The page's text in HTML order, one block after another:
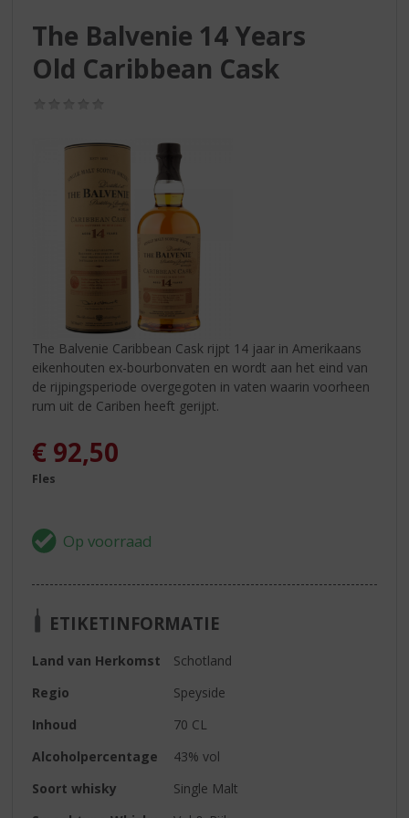
The Balvenie 14 Years
Old Caribbean Cask
The Balvenie Caribbean Cask rijpt 14 jaar in Amerikaans
eikenhouten ex-bourbonvaten en wordt aan het eind van
de rijpingsperiode overgegoten in vaten waarin voorheen
rum uit de Cariben heeft gerijpt.
€ 92,50
Fles
ETIKETINFORMATIE
Land van Herkomst
Schotland
Regio
Speyside
Inhoud
70 CL
Alcoholpercentage
43% vol
Soort whisky
Single Malt